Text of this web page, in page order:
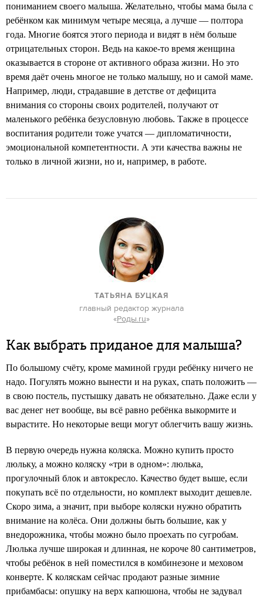
пониманием своего малыша. Желательно, чтобы мама была с
ребёнком как минимум четыре месяца, а лучше — полтора
года. Многие боятся этого периода и видят в нём больше
отрицательных сторон. Ведь на какое-то время женщина
оказывается в стороне от активного образа жизни. Но это
время даёт очень многое не только малышу, но и самой маме.
Например, люди, страдавшие в детстве от дефицита
внимания со стороны своих родителей, получают от
маленького ребёнка безусловную любовь. Также в процессе
воспитания родители тоже учатся — дипломатичности,
эмоциональной компетентности. А эти качества важны не
только в личной жизни, но и, например, в работе.
ТАТЬЯНА БУЦКАЯ
главный редактор журнала
«Роды.ru»
Как выбрать приданое для малыша?
По большому счёту, кроме маминой груди ребёнку ничего не
надо. Погулять можно вынести и на руках, спать положить —
в свою постель, пустышку давать не обязательно. Даже если у
вас денег нет вообще, вы всё равно ребёнка выкормите и
вырастите. Но некоторые вещи могут облегчить вашу жизнь.
В первую очередь нужна коляска. Можно купить просто
люльку, а можно коляску «три в одном»: люлька,
прогулочный блок и автокресло. Качество будет выше, если
покупать всё по отдельности, но комплект выходит дешевле.
Скоро зима, а значит, при выборе коляски нужно обратить
внимание на колёса. Они должны быть большие, как у
внедорожника, чтобы можно было проехать по сугробам.
Люлька лучше широкая и длинная, не короче 80 сантиметров,
чтобы ребёнок в ней поместился в комбинезоне и меховом
конверте. К коляскам сейчас продают разные зимние
прибамбасы: опушку на верх капюшона, чтобы не задувал